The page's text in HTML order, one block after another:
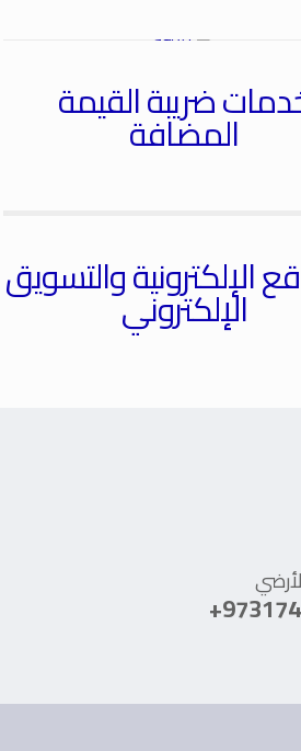
ضريبة القيمة
المضافة
الإلكترونية والتسويق
الإلكتروني